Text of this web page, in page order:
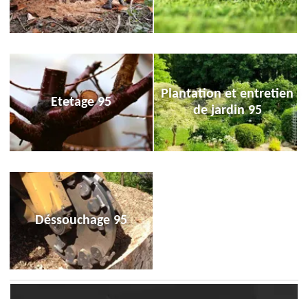
Etetage 95
Plantation et entretien
de jardin 95
Déssouchage 95